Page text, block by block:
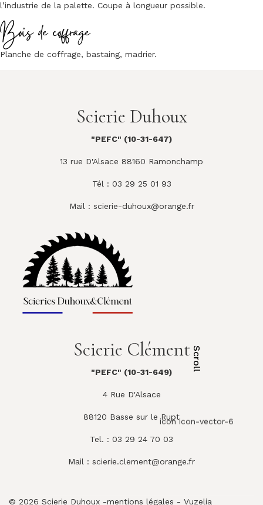
Scroll
icon icon-vector-6
l’industrie de la palette. Coupe à longueur possible.
Bois de coffrage
Planche de coffrage, bastaing, madrier.
Scierie Duhoux
"PEFC" (10-31-647)
13 rue D'Alsace 88160 Ramonchamp
Tél : 03 29 25 01 93
Mail : scierie-duhoux@orange.fr
Scierie Clément
"PEFC" (10-31-649)
4 Rue D'Alsace
88120 Basse sur le Rupt
Tel. : 03 29 24 70 03
Mail : scierie.clement@orange.fr
© 2026 Scierie Duhoux -mentions légales - Vuzelia